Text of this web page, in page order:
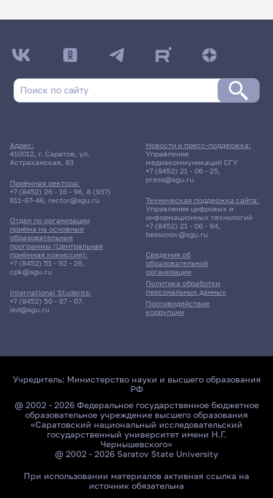
Адрес:
410012, г. Саратов, ул.
Астраханская, 83
Приёмная ректора:
+7 (8452) 26 - 16 - 96, 8 (937)
811-67-46, rector@sgu.ru
Отдел по организации
приёма на основные
образовательные
программы (Центральная
приёмная комиссия):
+7 (8452) 51 - 92 - 26,
cpk@sgu.ru
International Students:
+7 (8452) 50 - 87 - 07,
ied@sgu.ru
Сведения об
образовательной
организации
Политика обработки
персональных данных
Противодействие
коррупции
Новости и пресс-поддержка:
Управление
медиакоммуникаций СГУ
+7 (8452) 21 - 06 - 25,
press@sgu.ru
Техническая поддержка сайта:
Управление цифровых и
информационных технологий
+7 (8452) 21 - 06 - 64,
bessonov@sgu.ru
Учредитель: Министерство науки и высшего образования
РФ
@ 2002 - 2026 Федеральное государственное бюджетное
образовательное учреждение высшего образования
«Саратовский национальный исследовательский
государственный университет имени Н.Г.
Чернышевского»
@ 2002 - 2026 Saratov State University
При использовании материалов активная ссылка на
источник обязательна